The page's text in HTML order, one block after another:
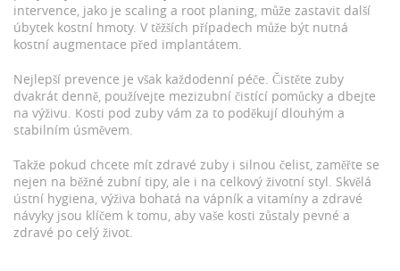
intervence, jako je scaling a root planing, může zastavit další
úbytek kostní hmoty. V těžších případech může být nutná
kostní augmentace před implantátem.
Nejlepší prevence je však každodenní péče. Čistěte zuby
dvakrát denně, používejte mezizubní čistící pomůcky a dbejte
na výživu. Kosti pod zuby vám za to poděkují dlouhým a
stabilním úsměvem.
Takže pokud chcete mít zdravé zuby i silnou čelist, zaměřte se
nejen na běžné zubní tipy, ale i na celkový životní styl. Skvělá
ústní hygiena, výživa bohatá na vápník a vitamíny a zdravé
návyky jsou klíčem k tomu, aby vaše kosti zůstaly pevné a
zdravé po celý život.